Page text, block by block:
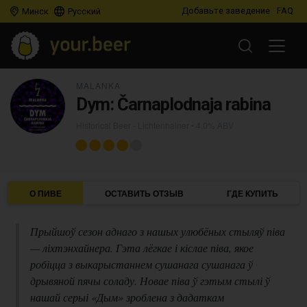
Минск Русский Добавьте заведение FAQ
Dym: Čarnaplodnaja rabina
О ПИВЕ ОСТАВИТЬ ОТЗЫВ ГДЕ КУПИТЬ
Прыйшоў сезон аднаго з нашых улюбёных стыляў піва
— ліхтэнхайнера. Гэта лёгкае і кіслае піва, якое
робіцца з выкарыстаннем сушанага сушанага ў
дрывяной пячы соладу. Новае піва ў гэтым стылі ў
нашай серыі «Дым» зроблена з дадаткам